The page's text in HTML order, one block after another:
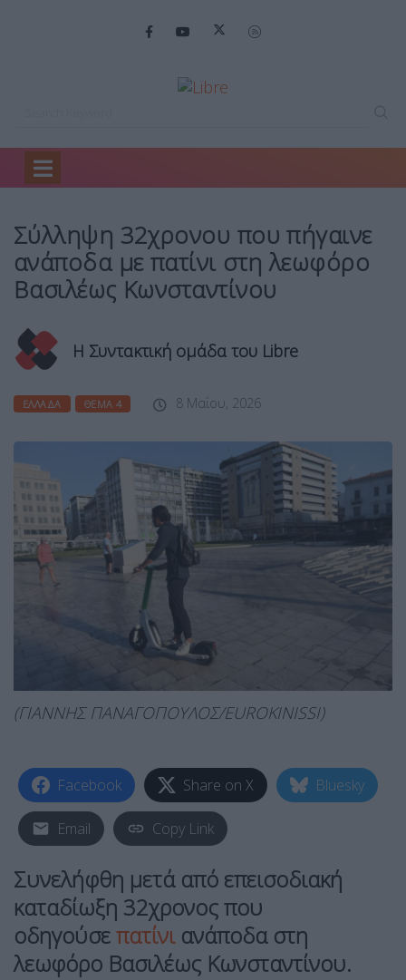
Home
Σύλληψη 32χρονου που πήγαινε
ανάποδα με πατίνι στη λεωφόρο
Βασιλέως Κωνσταντίνου
Η Συντακτική ομάδα του Libre
ΕΛΛΆΔΑ ΘΈΜΑ 4 8 Μαΐου, 2026
(ΓΙΑΝΝΗΣ ΠΑΝΑΓΟΠΟΥΛΟΣ/EUROKINISSI)
Facebook Share on X Bluesky
Email Copy Link
Συνελήφθη μετά από επεισοδιακή
καταδίωξη 32χρονος που
οδηγούσεπατίνιανάποδα στη
λεωφόρο Βασιλέως Κωνσταντίνου.